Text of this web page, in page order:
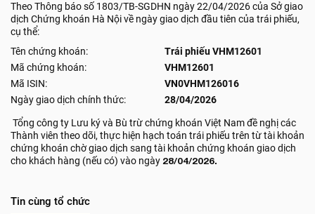
Theo Thông báo số 1803/TB-SGDHN ngày 22/04/2026 của Sở giao
dịch Chứng khoán Hà Nội về ngày giao dịch đầu tiên của trái phiếu,
cụ thể:
Tên chứng khoán:
Trái phiếu VHM12601
Mã chứng khoán:
VHM12601
Mã ISIN:
VN0VHM126016
Ngày giao dịch chính thức:
28/04/2026
Tổng công ty Lưu ký và Bù trừ chứng khoán Việt Nam đề nghị các
Thành viên theo dõi, thực hiện hạch toán trái phiếu trên từ tài khoản
chứng khoán chờ giao dịch sang tài khoản chứng khoán giao dịch
cho khách hàng (nếu có) vào ngày 28/04/2026.
Tin cùng tổ chức